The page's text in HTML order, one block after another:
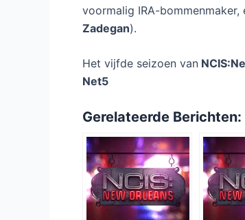
voormalig IRA-
Zadegan).
Het vijfde seizoen van
Net5
Gerelateerde Berichten: